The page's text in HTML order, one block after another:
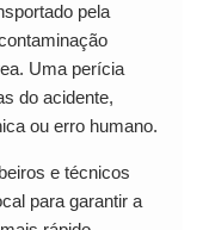
pela
Uma perícia
do acidente,
ou erro humano.
e técnicos
para garantir a